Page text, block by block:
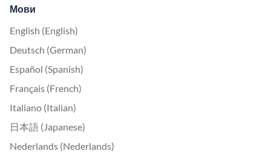
Мови
English (English)
Deutsch (German)
Español (Spanish)
Français (French)
Italiano (Italian)
日本語 (Japanese)
Nederlands (Nederlands)